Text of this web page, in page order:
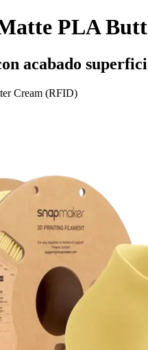
PLA
acabado
Cream (RFID)